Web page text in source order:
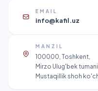
EMAIL
info@kafil.uz
MANZIL
100000, Toshkent,
Mirzo Ulug'bek
Mustaqillik shoh